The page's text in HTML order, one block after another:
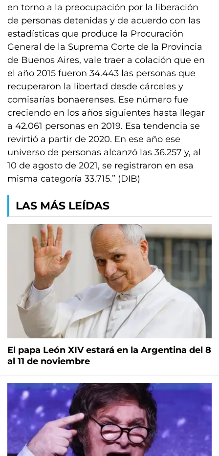
en torno a la preocupación por la liberación
de personas detenidas y de acuerdo con las
estadísticas que produce la Procuración
General de la Suprema Corte de la Provincia
de Buenos Aires, vale traer a colación que en
el año 2015 fueron 34.443 las personas que
recuperaron la libertad desde cárceles y
comisarías bonaerenses. Ese número fue
creciendo en los años siguientes hasta llegar
a 42.061 personas en 2019. Esa tendencia se
revirtió a partir de 2020. En ese año ese
universo de personas alcanzó las 36.257 y, al
10 de agosto de 2021, se registraron en esa
misma categoría 33.715.” (DIB)
LAS MÁS LEÍDAS
El papa León XIV estará en la Argentina del 8
al 11 de noviembre